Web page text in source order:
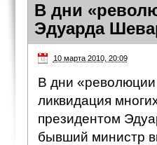
В дни
Эдуарда
10 марта 2010, 20:09
В дни «революции
ликвидация
президентом
бывший министр